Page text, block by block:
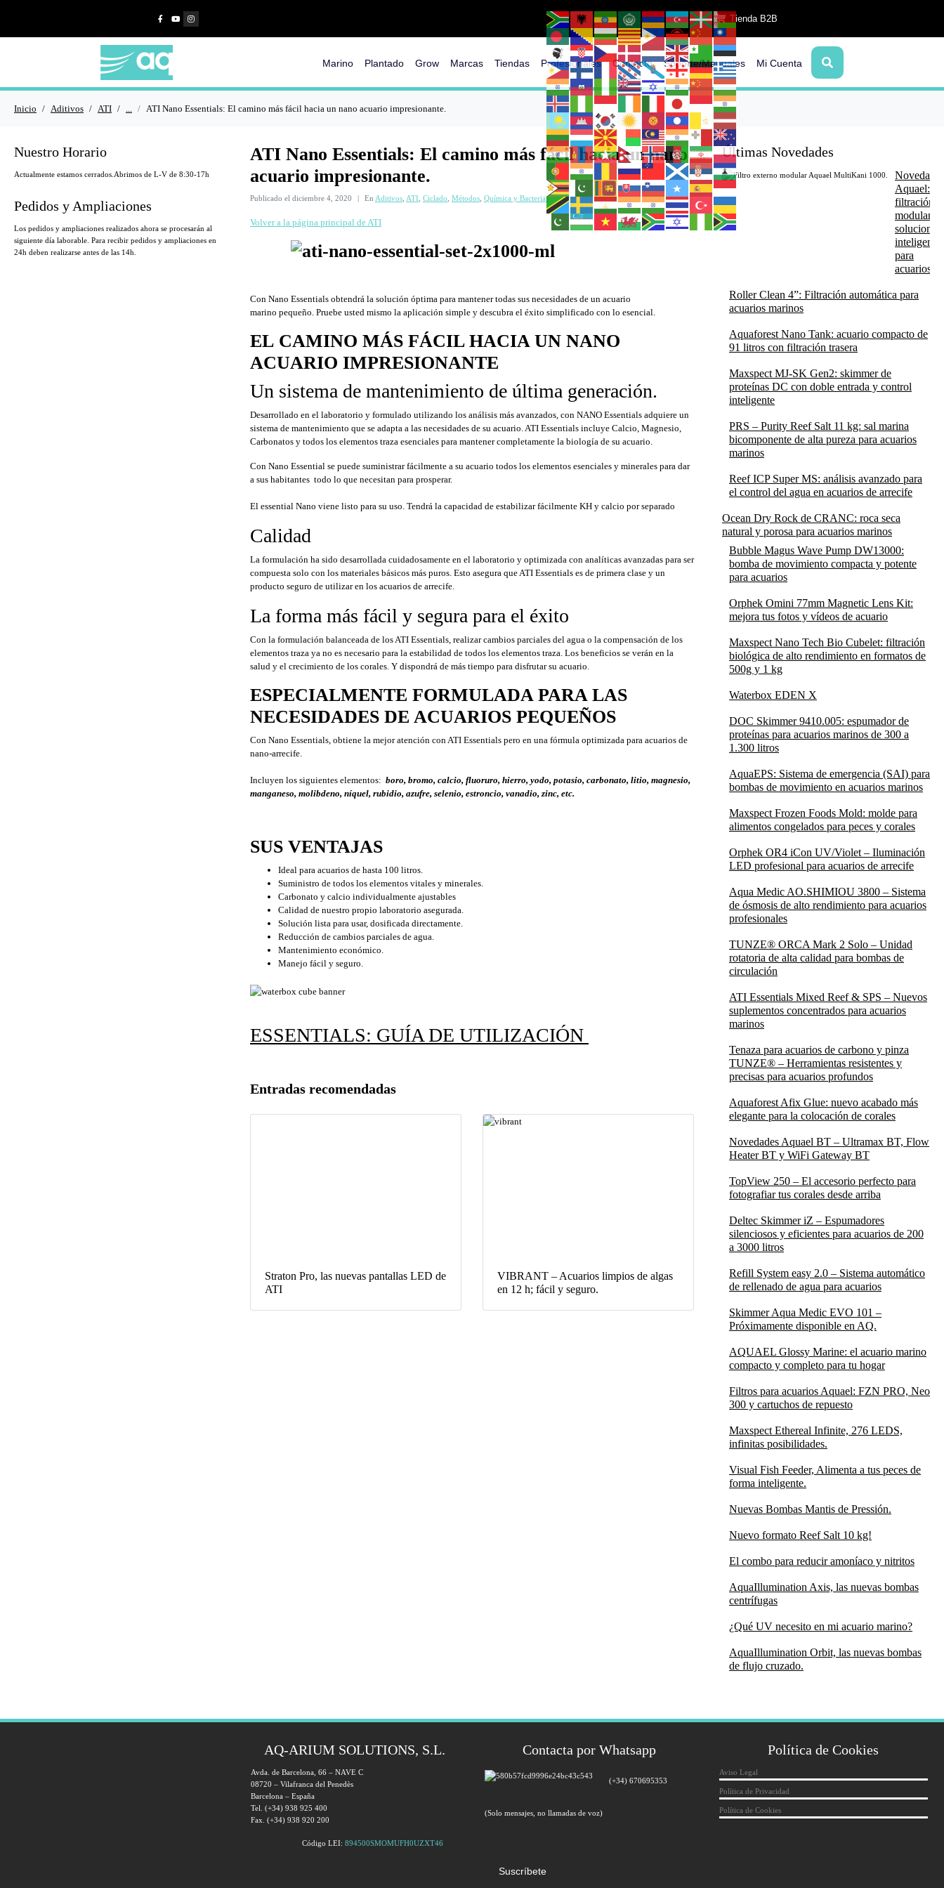
Tienda B2B
Marino Plantado Grow Marcas Tiendas Profesionales Contacto Soporte/Manuales Mi Cuenta
Inicio Aditivos ATI ... ATI Nano Essentials: El camino más fácil hacia un nano acuario impresionante.
ATI Nano Essentials: El camino más fácil hacia un nano
acuario impresionante.
Publicado el diciembre 4, 2020 En Aditivos ATI Ciclado Métodos Química y Bacterias
Volver a la página principal de ATI
Con Nano Essentials obtendrá la solución óptima para mantener todas sus necesidades de un acuario
marino pequeño. Pruebe usted mismo la aplicación simple y descubra el éxito simplificado con lo esencial.
EL CAMINO MÁS FÁCIL HACIA UN NANO
ACUARIO IMPRESIONANTE
Un sistema de mantenimiento de última generación.
Desarrollado en el laboratorio y formulado utilizando los análisis más avanzados, con NANO Essentials adquiere un
sistema de mantenimiento que se adapta a las necesidades de su acuario. ATI Essentials incluye Calcio, Magnesio,
Carbonatos y todos los elementos traza esenciales para mantener completamente la biología de su acuario.
Con Nano Essential se puede suministrar fácilmente a su acuario todos los elementos esenciales y minerales para dar
a sus habitantes todo lo que necesitan para prosperar.
El essential Nano viene listo para su uso. Tendrá la capacidad de estabilizar fácilmente KH y calcio por separado
Calidad
La formulación ha sido desarrollada cuidadosamente en el laboratorio y optimizada con analíticas avanzadas para ser
compuesta solo con los materiales básicos más puros. Esto asegura que ATI Essentials es de primera clase y un
producto seguro de utilizar en los acuarios de arrecife.
La forma más fácil y segura para el éxito
Con la formulación balanceada de los ATI Essentials, realizar cambios parciales del agua o la compensación de los
elementos traza ya no es necesario para la estabilidad de todos los elementos traza. Los beneficios se verán en la
salud y el crecimiento de los corales. Y dispondrá de más tiempo para disfrutar su acuario.
ESPECIALMENTE FORMULADA PARA LAS
NECESIDADES DE ACUARIOS PEQUEÑOS
Con Nano Essentials, obtiene la mejor atención con ATI Essentials pero en una fórmula optimizada para acuarios de
nano-arrecife.
Incluyen los siguientes elementos: boro, bromo, calcio, fluoruro, hierro, yodo, potasio, carbonato, litio, magnesio,
manganeso, molibdeno, níquel, rubidio, azufre, selenio, estroncio, vanadio, zinc, etc.
SUS VENTAJAS
Ideal para acuarios de hasta 100 litros.
Suministro de todos los elementos vitales y minerales.
Carbonato y calcio individualmente ajustables
Calidad de nuestro propio laboratorio asegurada.
Solución lista para usar, dosificada directamente.
Reducción de cambios parciales de agua.
Mantenimiento económico.
Manejo fácil y seguro.
ESSENTIALS: GUÍA DE UTILIZACIÓN
Entradas recomendadas
Straton Pro, las nuevas pantallas LED de
ATI
VIBRANT – Acuarios limpios de algas
en 12 h; fácil y seguro.
Nuestro Horario
Actualmente estamos cerrados. Abrimos de L-V de 8:30-17h
Pedidos y Ampliaciones
Los pedidos y ampliaciones realizados ahora se procesarán al
siguiente día laborable. Para recibir pedidos y ampliaciones en
24h deben realizarse antes de las 14h.
Últimas Novedades
Novedades
Aquael:
filtración
modular y
soluciones
inteligentes
para
acuarios
Roller Clean 4”: Filtración automática para
acuarios marinos
Aquaforest Nano Tank: acuario compacto de
91 litros con filtración trasera
Maxspect MJ-SK Gen2: skimmer de
proteínas DC con doble entrada y control
inteligente
PRS – Purity Reef Salt 11 kg: sal marina
bicomponente de alta pureza para acuarios
marinos
Reef ICP Super MS: análisis avanzado para
el control del agua en acuarios de arrecife
Ocean Dry Rock de CRANC: roca seca
natural y porosa para acuarios marinos
Bubble Magus Wave Pump DW13000:
bomba de movimiento compacta y potente
para acuarios
Orphek Omini 77mm Magnetic Lens Kit:
mejora tus fotos y vídeos de acuario
Maxspect Nano Tech Bio Cubelet: filtración
biológica de alto rendimiento en formatos de
500g y 1 kg
Waterbox EDEN X
DOC Skimmer 9410.005: espumador de
proteínas para acuarios marinos de 300 a
1.300 litros
AquaEPS: Sistema de emergencia (SAI) para
bombas de movimiento en acuarios marinos
Maxspect Frozen Foods Mold: molde para
alimentos congelados para peces y corales
Orphek OR4 iCon UV/Violet – Iluminación
LED profesional para acuarios de arrecife
Aqua Medic AO.SHIMIOU 3800 – Sistema
de ósmosis de alto rendimiento para acuarios
profesionales
TUNZE® ORCA Mark 2 Solo – Unidad
rotatoria de alta calidad para bombas de
circulación
ATI Essentials Mixed Reef & SPS – Nuevos
suplementos concentrados para acuarios
marinos
Tenaza para acuarios de carbono y pinza
TUNZE® – Herramientas resistentes y
precisas para acuarios profundos
Aquaforest Afix Glue: nuevo acabado más
elegante para la colocación de corales
Novedades Aquael BT – Ultramax BT, Flow
Heater BT y WiFi Gateway BT
TopView 250 – El accesorio perfecto para
fotografiar tus corales desde arriba
Deltec Skimmer iZ – Espumadores
silenciosos y eficientes para acuarios de 200
a 3000 litros
Refill System easy 2.0 – Sistema automático
de rellenado de agua para acuarios
Skimmer Aqua Medic EVO 101 –
Próximamente disponible en AQ.
AQUAEL Glossy Marine: el acuario marino
compacto y completo para tu hogar
Filtros para acuarios Aquael: FZN PRO, Neo
300 y cartuchos de repuesto
Maxspect Ethereal Infinite, 276 LEDS,
infinitas posibilidades.
Visual Fish Feeder, Alimenta a tus peces de
forma inteligente.
Nuevas Bombas Mantis de Pressión.
Nuevo formato Reef Salt 10 kg!
El combo para reducir amoníaco y nitritos
AquaIllumination Axis, las nuevas bombas
centrífugas
¿Qué UV necesito en mi acuario marino?
AquaIllumination Orbit, las nuevas bombas
de flujo cruzado.
AQ-ARIUM SOLUTIONS, S.L.
Avda. de Barcelona, 66 – NAVE C
08720 – Vilafranca del Penedès
Barcelona – España
Tel. (+34) 938 925 400
Fax. (+34) 938 920 200
Código LEI: 894500SMOMUFH0UZXT46
Contacta por Whatsapp
(+34) 670695353
(Solo mensajes, no llamadas de voz)
Suscríbete
Política de Cookies
Aviso Legal
Política de Privacidad
Política de Cookies